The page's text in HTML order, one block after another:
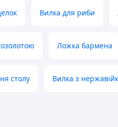
Вилка для риби
Ложка бармена
столу Вилка з